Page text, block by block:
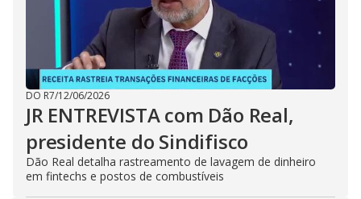
DO R7/12/06/2026
JR ENTREVISTA com Dão Real,
presidente do Sindifisco
Dão Real detalha rastreamento de lavagem de dinheiro
em fintechs e postos de combustíveis